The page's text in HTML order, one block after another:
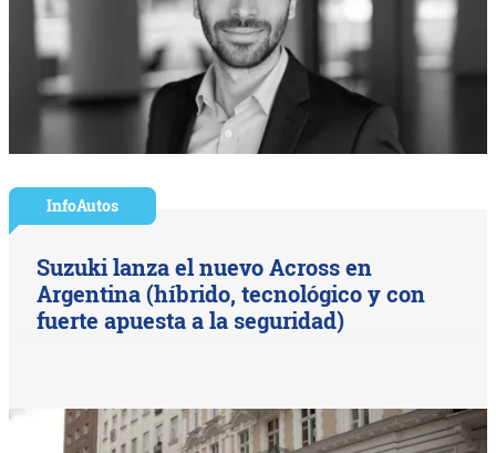
InfoAutos
Suzuki lanza el nuevo Across en
Argentina (híbrido, tecnológico y con
fuerte apuesta a la seguridad)